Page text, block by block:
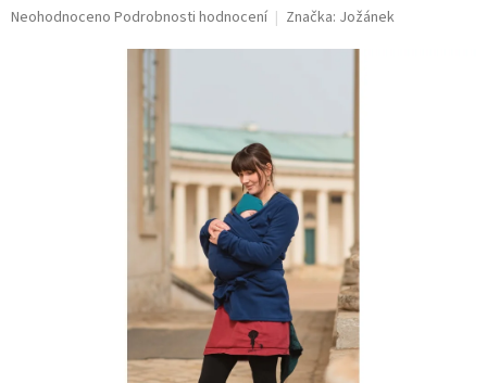
Průměrné
Neohodnoceno Podrobnosti hodnocení Značka: Jožánek